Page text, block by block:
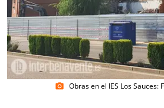
photo_camera Obras en el IES Los